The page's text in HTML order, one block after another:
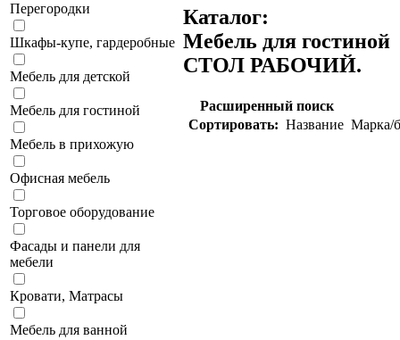
Перегородки
Шкафы-купе, гардеробные
Мебель для детской
Мебель для гостиной
Мебель в прихожую
Офисная мебель
Торговое оборудование
Фасады и панели для
мебели
Кровати, Матрасы
Мебель для ванной
Каталог:
Мебель для гостиной
СТОЛ РАБОЧИЙ.
Расширенный поиск
Сортировать: Название Марка/